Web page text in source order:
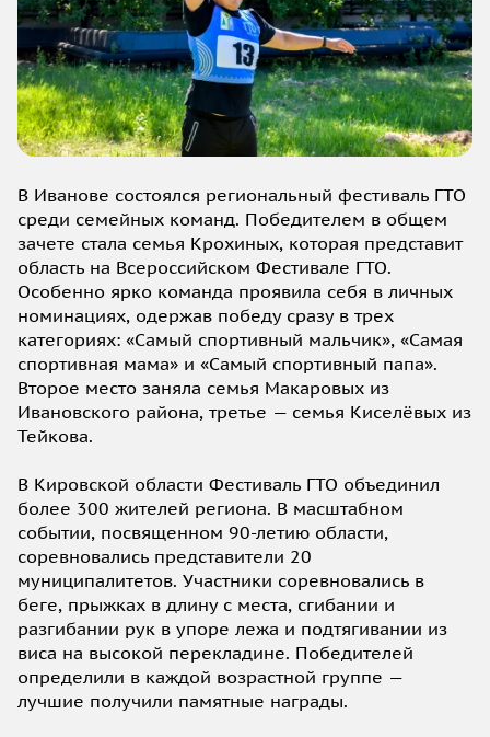
В Иванове состоялся региональный фестиваль ГТО
среди семейных команд. Победителем в общем
зачете стала семья Крохиных, которая представит
область на Всероссийском Фестивале ГТО.
Особенно ярко команда проявила себя в личных
номинациях, одержав победу сразу в трех
категориях: «Самый спортивный мальчик», «Самая
спортивная мама» и «Самый спортивный папа».
Второе место заняла семья Макаровых из
Ивановского района, третье — семья Киселёвых из
Тейкова.
В Кировской области Фестиваль ГТО объединил
более 300 жителей региона. В масштабном
событии, посвященном 90-летию области,
соревновались представители 20
муниципалитетов. Участники соревновались в
беге, прыжках в длину с места, сгибании и
разгибании рук в упоре лежа и подтягивании из
виса на высокой перекладине. Победителей
определили в каждой возрастной группе —
лучшие получили памятные награды.